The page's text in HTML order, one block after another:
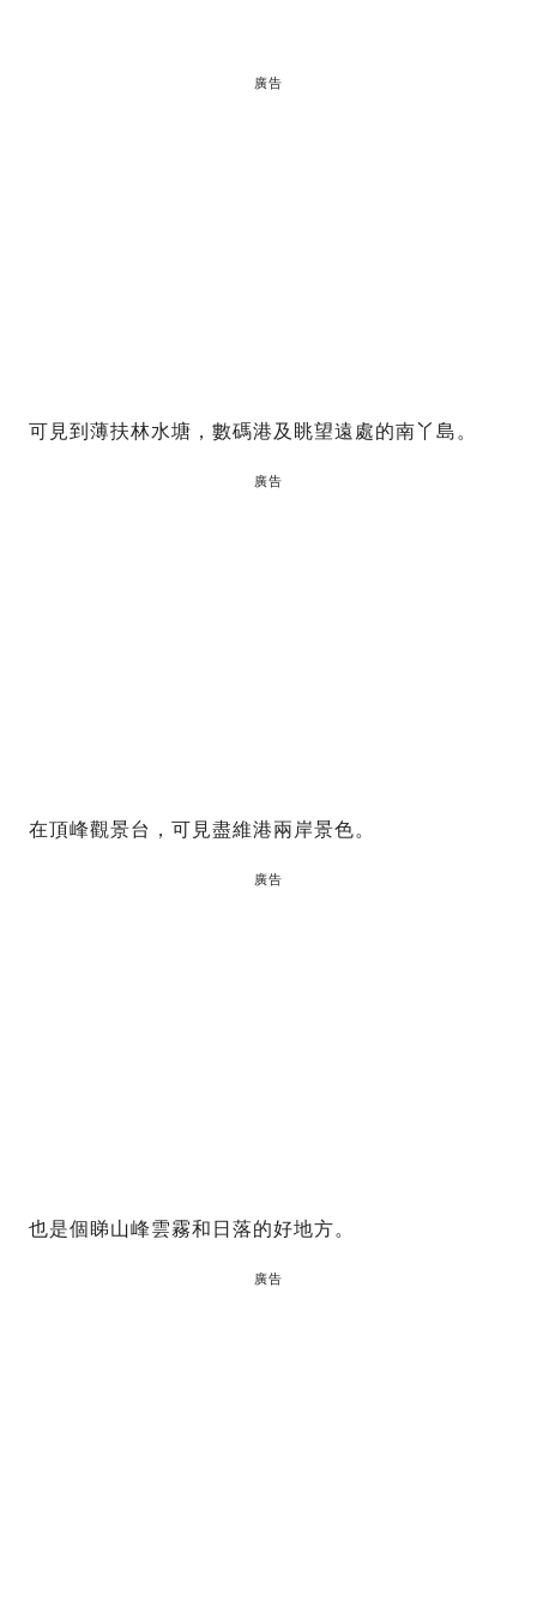
廣告
可見到薄扶林水塘，數碼港及眺望遠處的南丫島。
廣告
在頂峰觀景台，可見盡維港兩岸景色。
廣告
也是個睇山峰雲霧和日落的好地方。
廣告